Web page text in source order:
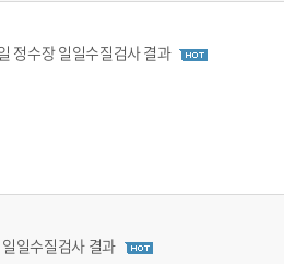
정수장 일일수질검사 결과
일수질검사 결과